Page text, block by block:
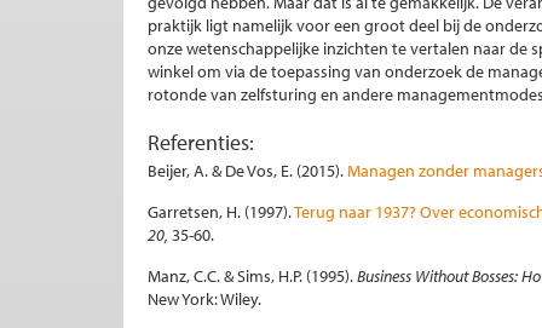
praktijk ligt namelijk voor een groot deel bij de
onze wetenschappelijke inzichten te vertalen naar de
winkel om via de toepassing van onderzoek de
rotonde van zelfsturing en andere
Referenties:
Beijer, A. & De Vos, E. (2015).Managen zonder
Garretsen, H. (1997).Terug naar 1937? Over
20, 35-60.
Manz, C.C. & Sims, H.P. (1995).Business Without Bosses:
New York: Wiley.